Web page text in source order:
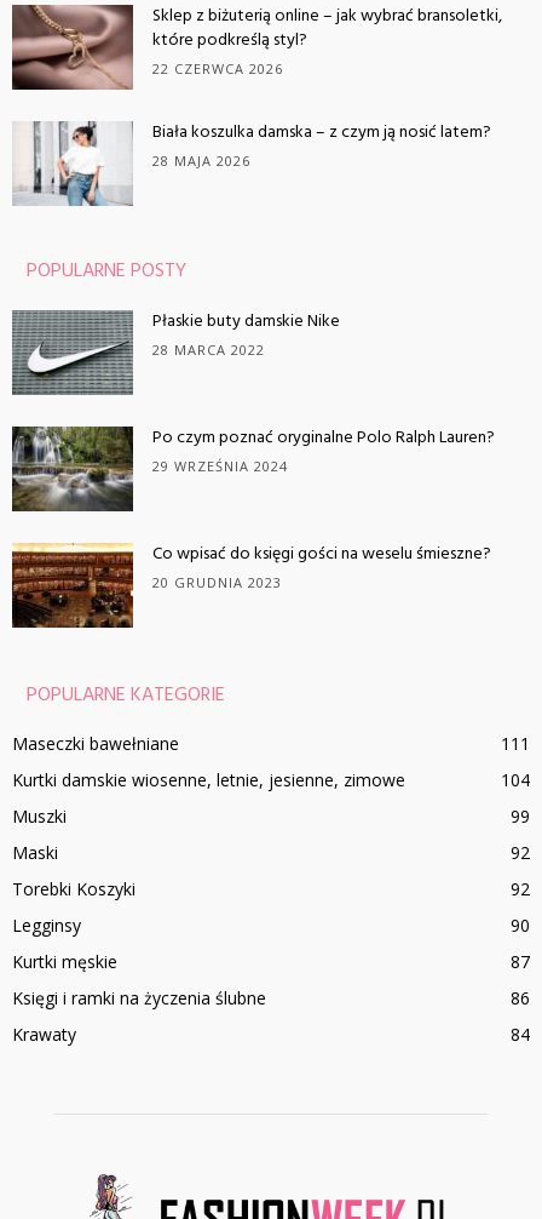
Sklep z biżuterią online – jak wybrać bransoletki,
które podkreślą styl?
22 CZERWCA 2026
Biała koszulka damska – z czym ją nosić latem?
28 MAJA 2026
POPULARNE POSTY
Płaskie buty damskie Nike
28 MARCA 2022
Po czym poznać oryginalne Polo Ralph Lauren?
29 WRZEŚNIA 2024
Co wpisać do księgi gości na weselu śmieszne?
20 GRUDNIA 2023
POPULARNE KATEGORIE
Maseczki bawełniane
111
Kurtki damskie wiosenne, letnie, jesienne, zimowe
104
Muszki
99
Maski
92
Torebki Koszyki
92
Legginsy
90
Kurtki męskie
87
Księgi i ramki na życzenia ślubne
86
Krawaty
84